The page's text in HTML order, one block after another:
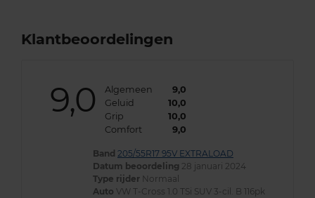
Klantbeoordelingen
9,0 Algemeen
9,0
Geluid
10,0
Grip
10,0
Comfort
9,0
Band 205/55R17 95V EXTRALOAD
Datum beoordeling 28 januari 2024
Type rijder Normaal
Auto VW T-Cross 1.0 TSi SUV 3-cil. B 116pk